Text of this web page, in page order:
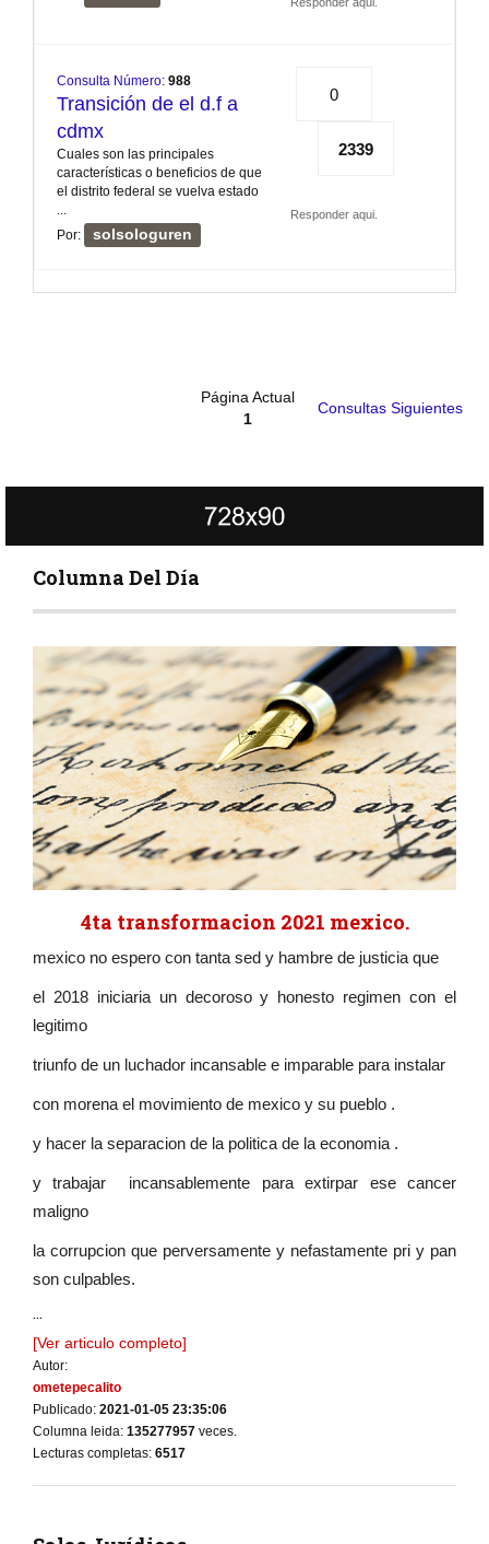
Consulta Número: 988
Transición de el d.f a
cdmx
Cuales son las principales
características o beneficios de que
el distrito federal se vuelva estado
...
Por:
solsologuren
0
2339
Responder aqui.
Página Actual
1
Consultas Siguientes
Columna Del Día
4ta transformacion 2021 mexico.
mexico no espero con tanta sed y hambre de justicia que
el 2018 iniciaria un decoroso y honesto regimen con el
legitimo
triunfo de un luchador incansable e imparable para instalar
con morena el movimiento de mexico y su pueblo .
y hacer la separacion de la politica de la economia .
y trabajar incansablemente para extirpar ese cancer
maligno
la corrupcion que perversamente y nefastamente pri y pan
son culpables.
...
[Ver articulo completo]
Autor:
ometepecalito
Publicado: 2021-01-05 23:35:06
Columna leida: 135277957 veces.
Lecturas completas: 6517